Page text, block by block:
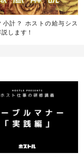
小計？ ホストの給与シス
します！